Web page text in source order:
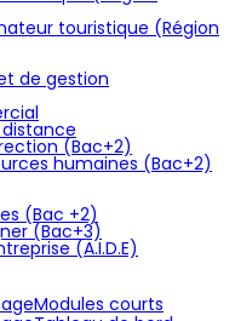
touristique (Région
de gestion
(Bac+2)
humaines (Bac+2)
(Bac +2)
(Bac+3)
(A.I.D.E)
Modules courts